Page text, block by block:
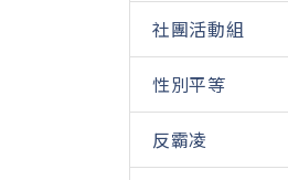
社團活動組
性別平等
反霸凌